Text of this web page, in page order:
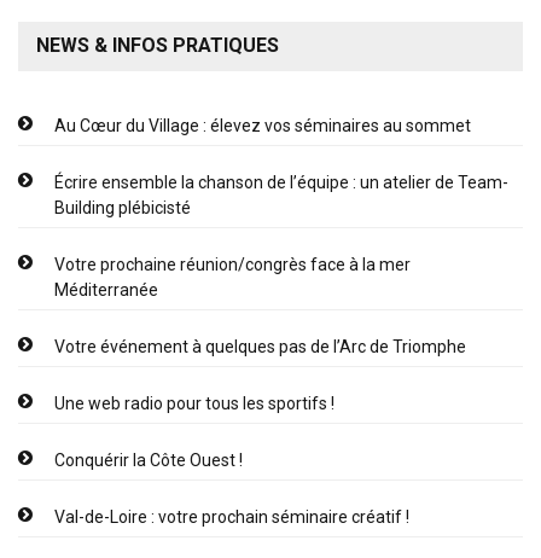
NEWS & INFOS PRATIQUES
Au Cœur du Village : élevez vos séminaires au sommet
Écrire ensemble la chanson de l’équipe : un atelier de Team-
Building plébicisté
Votre prochaine réunion/congrès face à la mer
Méditerranée
Votre événement à quelques pas de l’Arc de Triomphe
Une web radio pour tous les sportifs !
Conquérir la Côte Ouest !
Val-de-Loire : votre prochain séminaire créatif !